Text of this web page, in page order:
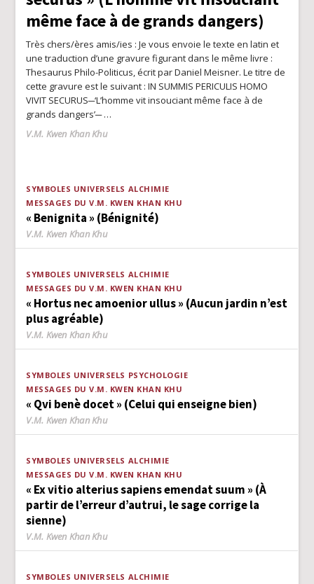
même face à de grands dangers)
Très chers/ères amis/ies : Je vous envoie le texte en latin et
une traduction d’une gravure figurant dans le même livre :
Thesaurus Philo-Politicus, écrit par Daniel Meisner. Le titre de
cette gravure est le suivant : IN SUMMIS PERICULIS HOMO
VIVIT SECURUS─‘L’homme vit insouciant même face à de
grands dangers’─ …
Author
V.M. Kwen Khan Khu
SYMBOLES UNIVERSELS ALCHIMIE
MESSAGES DU V.M. KWEN KHAN KHU
« Benignita » (Bénignité)
Author
V.M. Kwen Khan Khu
SYMBOLES UNIVERSELS ALCHIMIE
MESSAGES DU V.M. KWEN KHAN KHU
« Hortus nec amoenior ullus » (Aucun jardin n’est
plus agréable)
Author
V.M. Kwen Khan Khu
SYMBOLES UNIVERSELS PSYCHOLOGIE
MESSAGES DU V.M. KWEN KHAN KHU
« Qvi benè docet » (Celui qui enseigne bien)
Author
V.M. Kwen Khan Khu
SYMBOLES UNIVERSELS ALCHIMIE
MESSAGES DU V.M. KWEN KHAN KHU
« Ex vitio alterius sapiens emendat suum » (À
partir de l’erreur d’autrui, le sage corrige la
sienne)
Author
V.M. Kwen Khan Khu
SYMBOLES UNIVERSELS ALCHIMIE